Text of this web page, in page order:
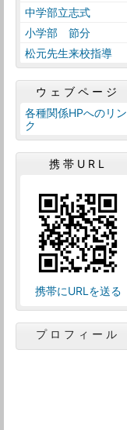
中学部立志式
小学部 節分
松元先生来校指導
ウェブページ
各種関係HPへのリン
ク
携帯URL
携帯にURLを送る
プロフィール